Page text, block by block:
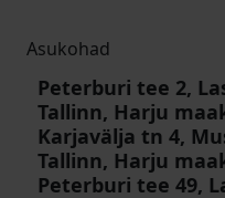
Asukohad
Peterburi tee 2,
Tallinn, Harju
Karjavälja tn 4,
Tallinn, Harju
Peterburi tee 49,